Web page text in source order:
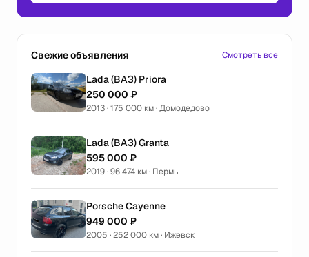
Свежие объявления Смотреть все
Lada (ВАЗ) Priora
250 000 ₽
2013 · 175 000 км · Домодедово
Lada (ВАЗ) Granta
595 000 ₽
2019 · 96 474 км · Пермь
Porsche Cayenne
949 000 ₽
2005 · 252 000 км · Ижевск